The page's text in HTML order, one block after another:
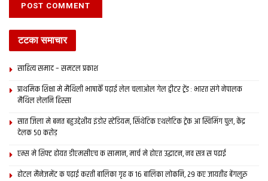
टटका समाचार
साहित्य समाद – समटल प्रकाश
प्राथमिक शि‍क्षा मे मैथि‍ली भाषाकेँ पढ़ाई लेल चलाओल गेल ट्वीटर ट्रेंड : भारत संगे नेपालक
मैथिल लेलनि हिस्सा
सात जिला मे बनत बहुउद्देशीय इंडोर स्‍टेडि‍यम, सिंथेटिक एथलेटिक ट्रेक आ स्विमिंग पुल, केंद्र
देलक 50 करोड़
एम्स मे शिफ्ट होयत डीएमसीएच क सामान, मार्च मे होएत उद्घाटन, नव सत्र स पढाई
होटल मैनेजमेंट क पढ़ाई करती बालिका गृह क 16 बालिका लोकनि, 29 कए जायतीह बेंगलुरु